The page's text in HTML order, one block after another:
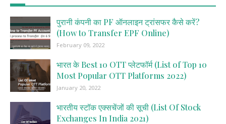
पुरानी कंपनी का PF ऑनलाइन ट्रांसफर कैसे करें?
(How to Transfer EPF Online)
February 09, 2022
भारत के Best 10 OTT प्लेटफॉर्म (List of Top 10
Most Popular OTT Platforms 2022)
January 20, 2022
भारतीय स्टॉक एक्सचेंजों की सूची (List Of Stock
Exchanges In India 2021)